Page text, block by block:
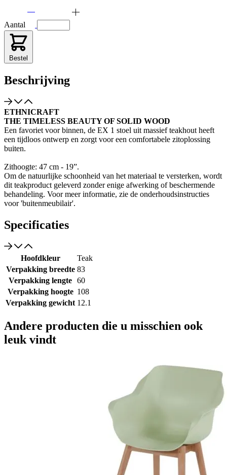
Aantal
Bestel
Beschrijving
ETHNICRAFT
THE TIMELESS BEAUTY OF SOLID WOOD
Een favoriet voor binnen, de EX 1 stoel uit massief teakhout heeft
een tijdloos ontwerp en zorgt voor een comfortabele zitoplossing
buiten.
Zithoogte: 47 cm - 19”.
Om de natuurlijke schoonheid van het materiaal te versterken, wordt
dit teakproduct geleverd zonder enige afwerking of beschermende
behandeling. Voor meer informatie, zie de onderhoudsinstructies
voor 'buitenmeubilair'.
Specificaties
Hoofdkleur
Teak
Verpakking breedte 83
Verpakking lengte 60
Verpakking hoogte 108
Verpakking gewicht 12.1
Andere producten die u misschien ook
leuk vindt